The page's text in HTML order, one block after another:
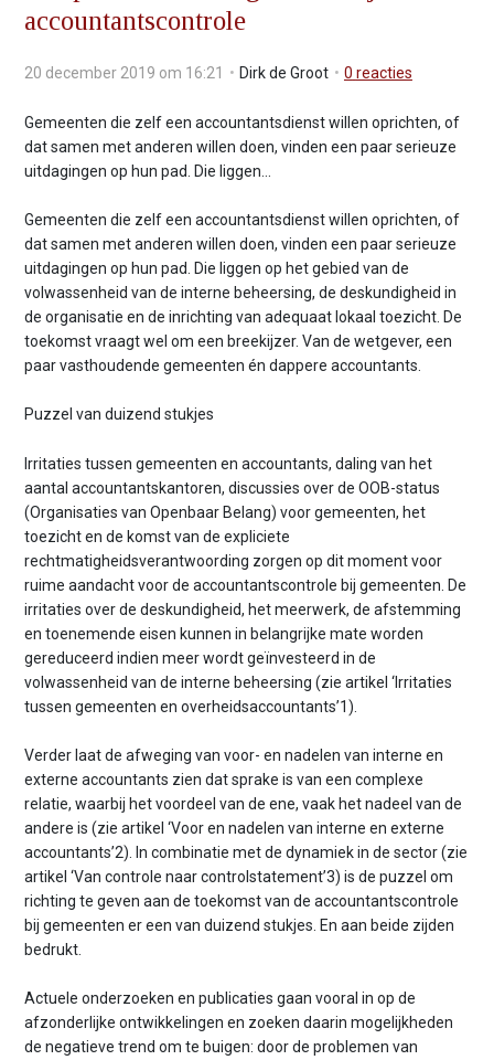
v
g
t
J
u
m
o
i
c
n
t
t
accountants­controle
20 december 2019 om 16:21 Dirk de Groot 0 reacties
Gemeenten die zelf een accountantsdienst willen oprichten, of
dat samen met anderen willen doen, vinden een paar serieuze
uitdagingen op hun pad. Die liggen...
Gemeenten die zelf een accountantsdienst willen oprichten, of
dat samen met anderen willen doen, vinden een paar serieuze
uitdagingen op hun pad. Die liggen op het gebied van de
volwassenheid van de interne beheersing, de deskundigheid in
de organisatie en de inrichting van adequaat lokaal toezicht. De
toekomst vraagt wel om een breekijzer. Van de wetgever, een
paar vasthoudende gemeenten én dappere accountants.
Puzzel van duizend stukjes
Irritaties tussen gemeenten en accountants, daling van het
aantal accountantskantoren, discussies over de OOB-status
(Organisaties van Openbaar Belang) voor gemeenten, het
toezicht en de komst van de expliciete
rechtmatigheidsverantwoording zorgen op dit moment voor
ruime aandacht voor de accountantscontrole bij gemeenten. De
irritaties over de deskundigheid, het meerwerk, de afstemming
en toenemende eisen kunnen in belangrijke mate worden
gereduceerd indien meer wordt geïnvesteerd in de
volwassenheid van de interne beheersing (zie artikel ‘Irritaties
tussen gemeenten en overheidsaccountants’1).
Verder laat de afweging van voor- en nadelen van interne en
externe accountants zien dat sprake is van een complexe
relatie, waarbij het voordeel van de ene, vaak het nadeel van de
andere is (zie artikel ‘Voor en nadelen van interne en externe
accountants’2). In combinatie met de dynamiek in de sector (zie
artikel ‘Van controle naar controlstatement’3) is de puzzel om
richting te geven aan de toekomst van de accountants­controle
bij gemeenten er een van duizend stukjes. En aan beide zijden
bedrukt.
Actuele onderzoeken en publicaties gaan vooral in op de
afzonderlijke ontwikkelingen en zoeken daarin mogelijkheden
de negatieve trend om te buigen: door de problemen van